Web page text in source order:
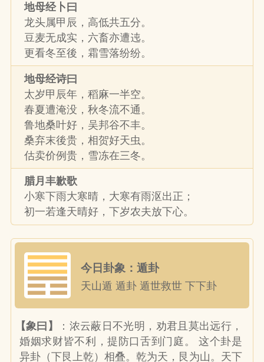
地母经卜曰
龙头属甲辰，高低共五分。
豆麦无成实，六畜亦遭迍。
更看冬至後，霜雪落纷纷。
地母经诗曰
太岁甲辰年，稻麻一半空。
春夏遭淹没，秋冬流不通。
鲁地桑叶好，吴邦谷不丰。
桑弃末後贵，相贺好天虫。
估卖价例贵，雪冻在三冬。
腊月丰歉歌
小寒下雨大寒晴，大寒有雨沤出正；
初一若逢天晴好，下岁农夫放下心。
今日卦象：遁卦
天山遁 遁卦 遁世救世 下下卦
【象曰】
：浓云蔽日不光明，劝君且莫出远行，
婚姻求财皆不利，提防口舌到门庭。 这个卦是
异卦（下艮上乾）相叠。乾为天，艮为山。天下